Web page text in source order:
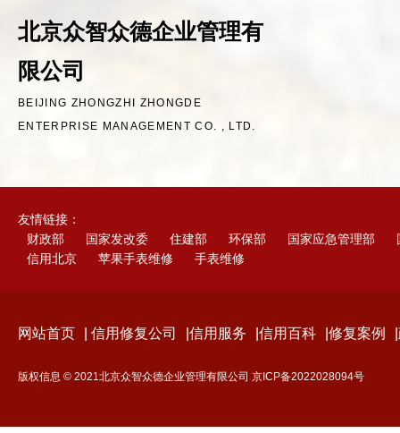
北京众智众德企业管理有
限公司
BEIJING ZHONGZHI ZHONGDE
ENTERPRISE MANAGEMENT CO. , LTD.
友情链接：
财政部
国家发改委 住建部 环保部 国家应急管理部
信用北京
苹果手表维修 手表维修
网站首页 信用修复公司 信用服务 信用百科 修复案例
版权信息 © 2021北京众智众德企业管理有限公司 京ICP备2022028094号